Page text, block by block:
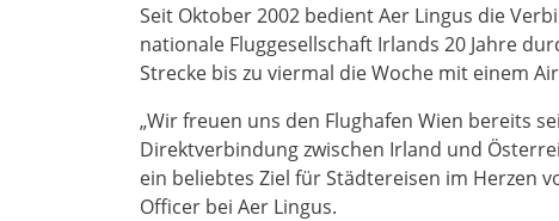
Seit Oktober 2002 bedient Aer Lingus die
nationale Fluggesellschaft Irlands 20 Jahre
Strecke bis zu viermal die Woche mit einem
„Wir freuen uns den Flughafen Wien bereits
Direktverbindung zwischen Irland und
ein beliebtes Ziel für Städtereisen im Herzen
Officer bei Aer Lingus.